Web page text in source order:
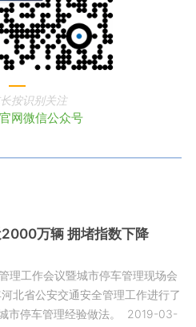
按识别关注
网微信公众号
万辆 拥堵指数下降
理工作会议暨城市停车管理现场会
北省公安交通安全管理工作进行了
市停车管理经验做法。
2019-03-